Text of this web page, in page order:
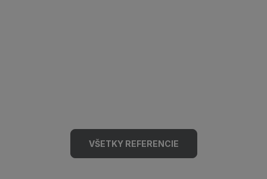
VŠETKY REFERENCIE